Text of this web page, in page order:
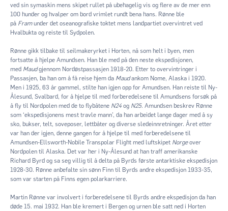
ved sin symaskin mens skipet rullet på ubehagelig vis og flere av de mer enn
100 hunder og hvalper om bord vrimlet rundt bena hans. Rønne ble
på Framunder det oseanografiske toktet mens landpartiet overvintret ved
Hvalbukta og reiste til Sydpolen.
Rønne gikk tilbake til seilmakeryrket i Horten, nå som helt i byen, men
fortsatte å hjelpe Amundsen. Han ble med på den neste ekspedisjonen,
med Maudgjennom Nordøstpassasjen 1918-20. Etter to overvintringer i
Passasjen, ba han om å få reise hjem da Maudankom Nome, Alaska i 1920.
Men i 1925, 63 år gammel, stilte han igjen opp for Amundsen. Han reiste til Ny-
Ålesund, Svalbard, for å hjelpe til med forberedelsene til Amundsens forsøk på
å fly til Nordpolen med de to flybåtene N24 og N25. Amundsen beskrev Rønne
som ‘ekspedisjonens mest travle mann’, da han arbeidet lange dager med å sy
sko, bukser, telt, soveposer, lettbåter og diverse sledeinnretninger. Året etter
var han der igjen, denne gangen for å hjelpe til med forberedelsene til
Amundsen-Ellsworth-Nobile Transpolar Flight med luftskipet Norgeover
Nordpolen til Alaska. Det var her i Ny-Ålesund at han traff amerikanske
Richard Byrd og sa seg villig til å delta på Byrds første antarktiske ekspedisjon
1928-30. Rønne anbefalte sin sønn Finn til Byrds andre ekspedisjon 1933-35,
som var starten på Finns egen polarkarriere.
Martin Rønne var involvert i forberedelsene til Byrds andre ekspedisjon da han
døde 15. mai 1932. Han ble kremert i Bergen og urnen ble satt ned i Horten